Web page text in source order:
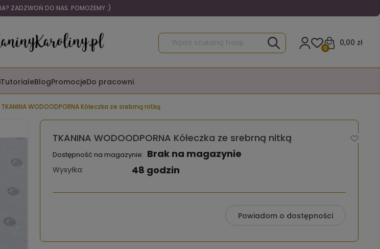
ZADZWOŃ DO NAS. POMOŻEMY :)
0,00 zł
0
TutorialeBlogPromocjeDo pracowni
TKANINA WODOODPORNA Kółeczka ze srebrną nitką
TKANINA WODOODPORNA Kółeczka ze srebrną nitką
Dostępność na magazynie: Brak na magazynie
Wysyłka: 48 godzin
Powiadom o dostępności